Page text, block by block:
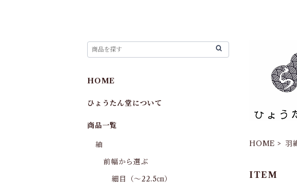
HOME 羽
ITEM
HOME
ひょうたん堂について
商品一覧
紬
前幅から選ぶ
細目（～22.5㎝）